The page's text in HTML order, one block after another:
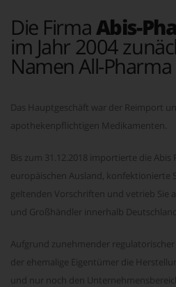
Die Firma Abis-
im Jahr 2004
Namen All-
Das Hauptgeschäft war der Reimport
apothekenpflichtigen Medikamenten.
Bis zum 31.12.2018 importierte die
europäischen Ausland, konfektionierte
geltenden Vorschriften und vetrieb Sie
und Großhändler innerhalb
Aufgrund zunehmender
der ehemalige Eigentümer die
und nur noch den